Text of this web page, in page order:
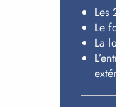
Les
Le
La